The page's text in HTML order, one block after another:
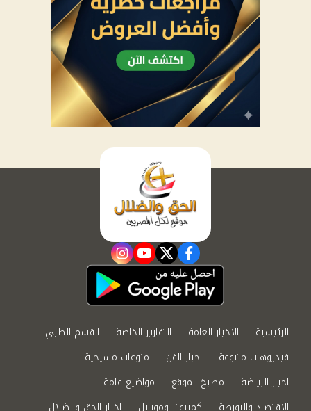
facebook
twitter
youtube
instagram
الرئيسية الاخبار العامة التقارير الخاصة
القسم الطبي
فيديوهات متنوعة
اخبار الفن
منوعات مسيحية
اخبار الرياضة
مطبخ الموقع
مواضيع عامة
الاقتصاد والبورصة
كمبيوتر وموبايل اخبار الحق والضلال